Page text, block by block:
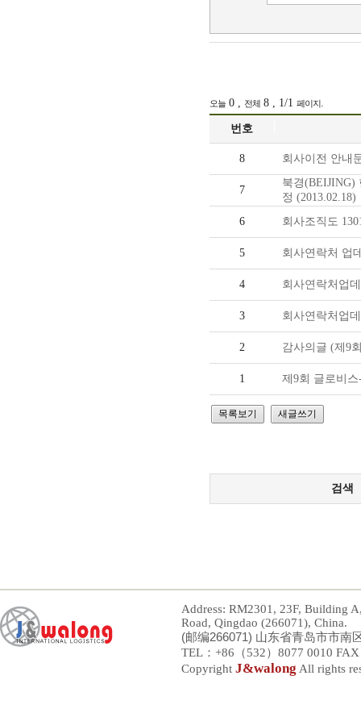
출
입
무
역
대
행
수
출
관,
사
대
오늘0 , 전체 8 , 1/1 페이지 .
번호
8 회사이전 안내
7
북경(BEIJING)
정 (2013.02.18)
6
회사조직도
5 회사연락처 업
4 회사연락처업
3 회사연락처업
2 감사의글 (제9
1 제9회 글로비
검색
Address: RM2301, 23F, Building
Road, Qingdao (266071), China.
(邮编266071) 山东省青岛市市南
TEL：+86（532）8077 0010
Copyright J&walong All rights